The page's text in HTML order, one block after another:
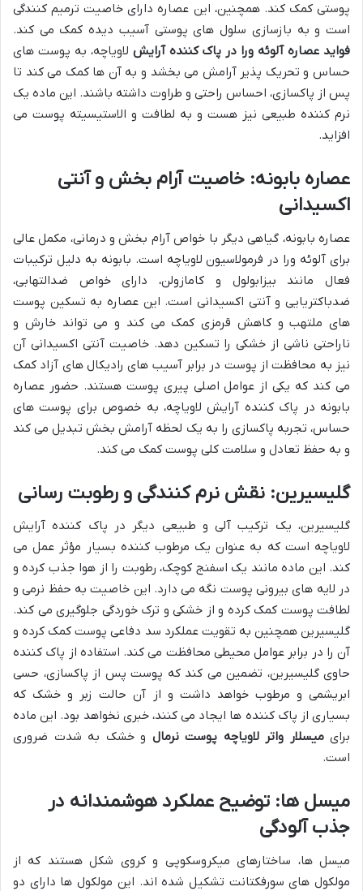
پوستی کمک کند. همچنین، این عصاره دارای خاصیت ترمیم کنندگی
است و به بازسازی سلول های پوستی آسیب دیده کمک می کند.
فواید عصاره آلوئه ورا در پاک کننده آرایش لاویاچه، به پوست های
حساس و تحریک پذیر آرامش می بخشد و به آن ها کمک می کند تا
پس از پاکسازی، احساس راحتی و طراوت داشته باشند. این ماده یک
نرم کننده طبیعی نیز هست و به لطافت و الاستیسیته پوست می
افزاید.
عصاره بابونه: خاصیت آرام بخش و آنتی
اکسیدانی
عصاره بابونه، گیاهی دیگر با خواص آرام بخش و درمانی، مکمل عالی
برای آلوئه ورا در فرمولاسیون لاویاچه است. بابونه به دلیل ترکیبات
فعال مانند بیزابولول و کامازولن، دارای خواص ضدالتهابی،
ضدباکتریایی و آنتی اکسیدانی است. این عصاره به تسکین پوست
های ملتهب و کاهش قرمزی کمک می کند و می تواند خارش و
ناراحتی ناشی از خشکی را تسکین دهد. خاصیت آنتی اکسیدانی آن
نیز به محافظت از پوست در برابر آسیب های رادیکال های آزاد کمک
می کند که یکی از عوامل اصلی پیری پوست هستند. حضور عصاره
بابونه در پاک کننده آرایش لاویاچه، به خصوص برای پوست های
حساس، تجربه پاکسازی را به یک لحظه آرامش بخش تبدیل می کند
و به حفظ تعادل و سلامت کلی پوست کمک می کند.
گلیسیرین: نقش نرم کنندگی و رطوبت رسانی
گلیسیرین، یک ترکیب آلی و طبیعی دیگر در پاک کننده آرایش
لاویاچه است که به عنوان یک مرطوب کننده بسیار مؤثر عمل می
کند. این ماده مانند یک اسفنج کوچک، رطوبت را از هوا جذب کرده و
در لایه های بیرونی پوست نگه می دارد. این خاصیت به حفظ نرمی و
لطافت پوست کمک کرده و از خشکی و ترک خوردگی جلوگیری می کند.
گلیسیرین همچنین به تقویت عملکرد سد دفاعی پوست کمک کرده و
آن را در برابر عوامل محیطی محافظت می کند. استفاده از پاک کننده
حاوی گلیسیرین، تضمین می کند که پوست پس از پاکسازی، حسی
ابریشمی و مرطوب خواهد داشت و از آن حالت زبر و خشک که
بسیاری از پاک کننده ها ایجاد می کنند، خبری نخواهد بود. این ماده
برایمیسلار واتر لاویاچه پوست نرمال و خشک به شدت ضروری
است.
میسل ها: توضیح عملکرد هوشمندانه در
جذب آلودگی
میسل ها، ساختارهای میکروسکوپی و کروی شکل هستند که از
مولکول های سورفکتانت تشکیل شده اند. این مولکول ها دارای دو